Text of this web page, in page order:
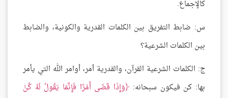
كالإجماع.
س: ضابط التفريق بين الكلمات القدرية والكونية، والضابط
بين الكلمات الشرعية؟
ج: الكلمات الشرعية القرآن، والقدرية أمر، أوامر الله التي يأمر
بها: كن فيكون سبحانه:
وَإِذَا قَضَى أَمْرًا فَإِنَّمَا يَقُولُ لَهُ كُنْ